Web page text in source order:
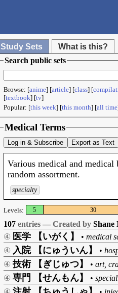
Study Sets
What is this?
Search public sets
Browse: [anime] [article] [class] [
[textbook] [tv]
Popular: [this week] [this month] [all time
Medical Terms
Log in & Subscribe Export as Text
Various medical and
random assortment.
specialty
Levels: 5 30
107 entries—Created by
④ 医学 【いがく】 • medical
④ 入院 【にゅういん】 •
④ 技術 【ぎじゅつ】 • art,
④ 専門 【せんもん】 •